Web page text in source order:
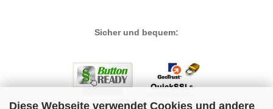
Diese Webseite verwendet Cookies und andere
Sicher und bequem: